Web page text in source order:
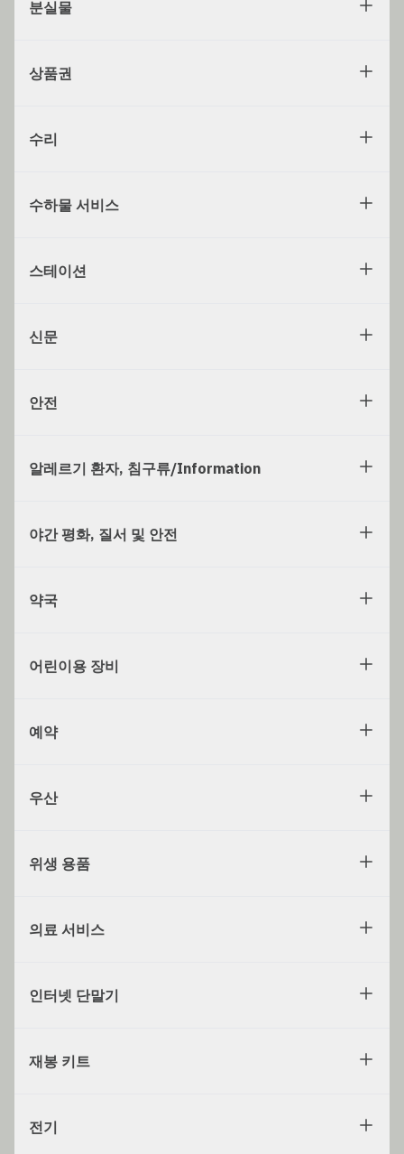
분실물
상품권
수리
수하물 서비스
스테이션
신문
안전
알레르기 환자, 침구류/Information
야간 평화, 질서 및 안전
약국
어린이용 장비
예약
우산
위생 용품
의료 서비스
인터넷 단말기
재봉 키트
전기